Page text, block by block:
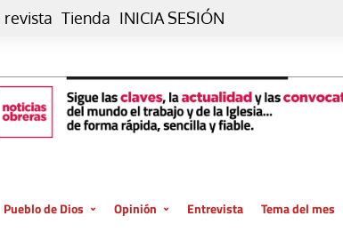
revista Tienda INICIA SESIÓN
Pueblo de Dios
Opinión
Entrevista Tema del mes